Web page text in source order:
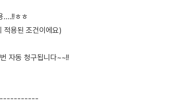
....!!ㅎㅎ
적용된 조건이에요)
자동 청구됩니다~~!!